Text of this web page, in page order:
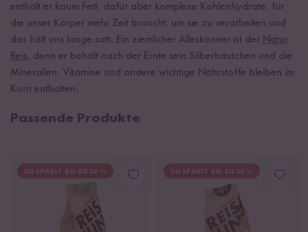
enthält er kaum Fett, dafür aber komplexe Kohlenhydrate, für
die unser Körper mehr Zeit braucht, um sie zu verarbeiten und
das hält uns lange satt. Ein ziemlicher Alleskönner ist der Natur
Reis, denn er behält nach der Ernte sein Silberhäutchen und die
Mineralien, Vitamine und andere wichtige Nährstoffe bleiben im
Korn enthalten.
Passende Produkte
DU SPARST BIS ZU 20 % DU SPARST BIS ZU 20 %